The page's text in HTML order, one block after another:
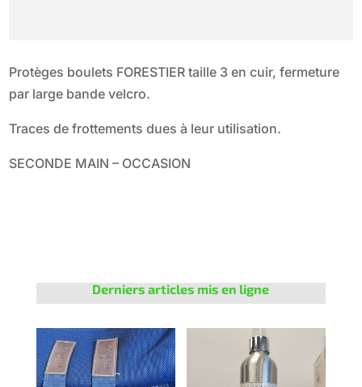
Protèges boulets FORESTIER taille 3 en cuir, fermeture
par large bande velcro.
Traces de frottements dues à leur utilisation.
SECONDE MAIN – OCCASION
Derniers articles mis en ligne